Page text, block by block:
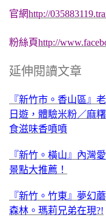
官網http://
粉絲頁http://
延伸閱讀文章
『新竹市。香山區』
日遊，體驗米粉／麻
食滋味香噴噴
『新竹。橫山』內灣
景點大推薦！
『新竹。竹東』夢幻
森林。瑪莉兄弟在現?!